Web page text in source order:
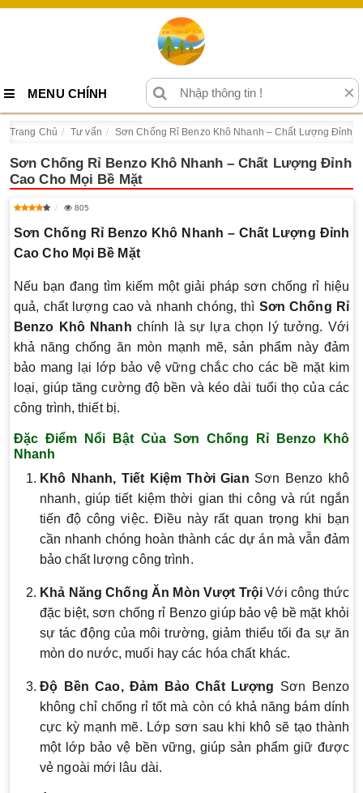
MENU CHÍNH ×
Trang Chủ Tư vấn Sơn Chống Rỉ Benzo Khô Nhanh – Chất Lượng Đỉnh
Sơn Chống Rỉ Benzo Khô Nhanh – Chất Lượng Đỉnh
Cao Cho Mọi Bề Mặt
805
Sơn Chống Rỉ Benzo Khô Nhanh – Chất Lượng Đỉnh
Cao Cho Mọi Bề Mặt
Nếu bạn đang tìm kiếm một giải pháp sơn chống rỉ hiệu
quả, chất lượng cao và nhanh chóng, thì Sơn Chống Rỉ
Benzo Khô Nhanh chính là sự lựa chọn lý tưởng. Với
khả năng chống ăn mòn mạnh mẽ, sản phẩm này đảm
bảo mang lại lớp bảo vệ vững chắc cho các bề mặt kim
loại, giúp tăng cường độ bền và kéo dài tuổi thọ của các
công trình, thiết bị.
Đặc Điểm Nổi Bật Của Sơn Chống Rỉ Benzo Khô
Nhanh
Khô Nhanh, Tiết Kiệm Thời Gian Sơn Benzo khô
nhanh, giúp tiết kiệm thời gian thi công và rút ngắn
tiến độ công việc. Điều này rất quan trọng khi bạn
cần nhanh chóng hoàn thành các dự án mà vẫn đảm
bảo chất lượng công trình.
Khả Năng Chống Ăn Mòn Vượt Trội Với công thức
đặc biệt, sơn chống rỉ Benzo giúp bảo vệ bề mặt khỏi
sự tác động của môi trường, giảm thiểu tối đa sự ăn
mòn do nước, muối hay các hóa chất khác.
Độ Bền Cao, Đảm Bảo Chất Lượng Sơn Benzo
không chỉ chống rỉ tốt mà còn có khả năng bám dính
cực kỳ mạnh mẽ. Lớp sơn sau khi khô sẽ tạo thành
một lớp bảo vệ bền vững, giúp sản phẩm giữ được
vẻ ngoài mới lâu dài.